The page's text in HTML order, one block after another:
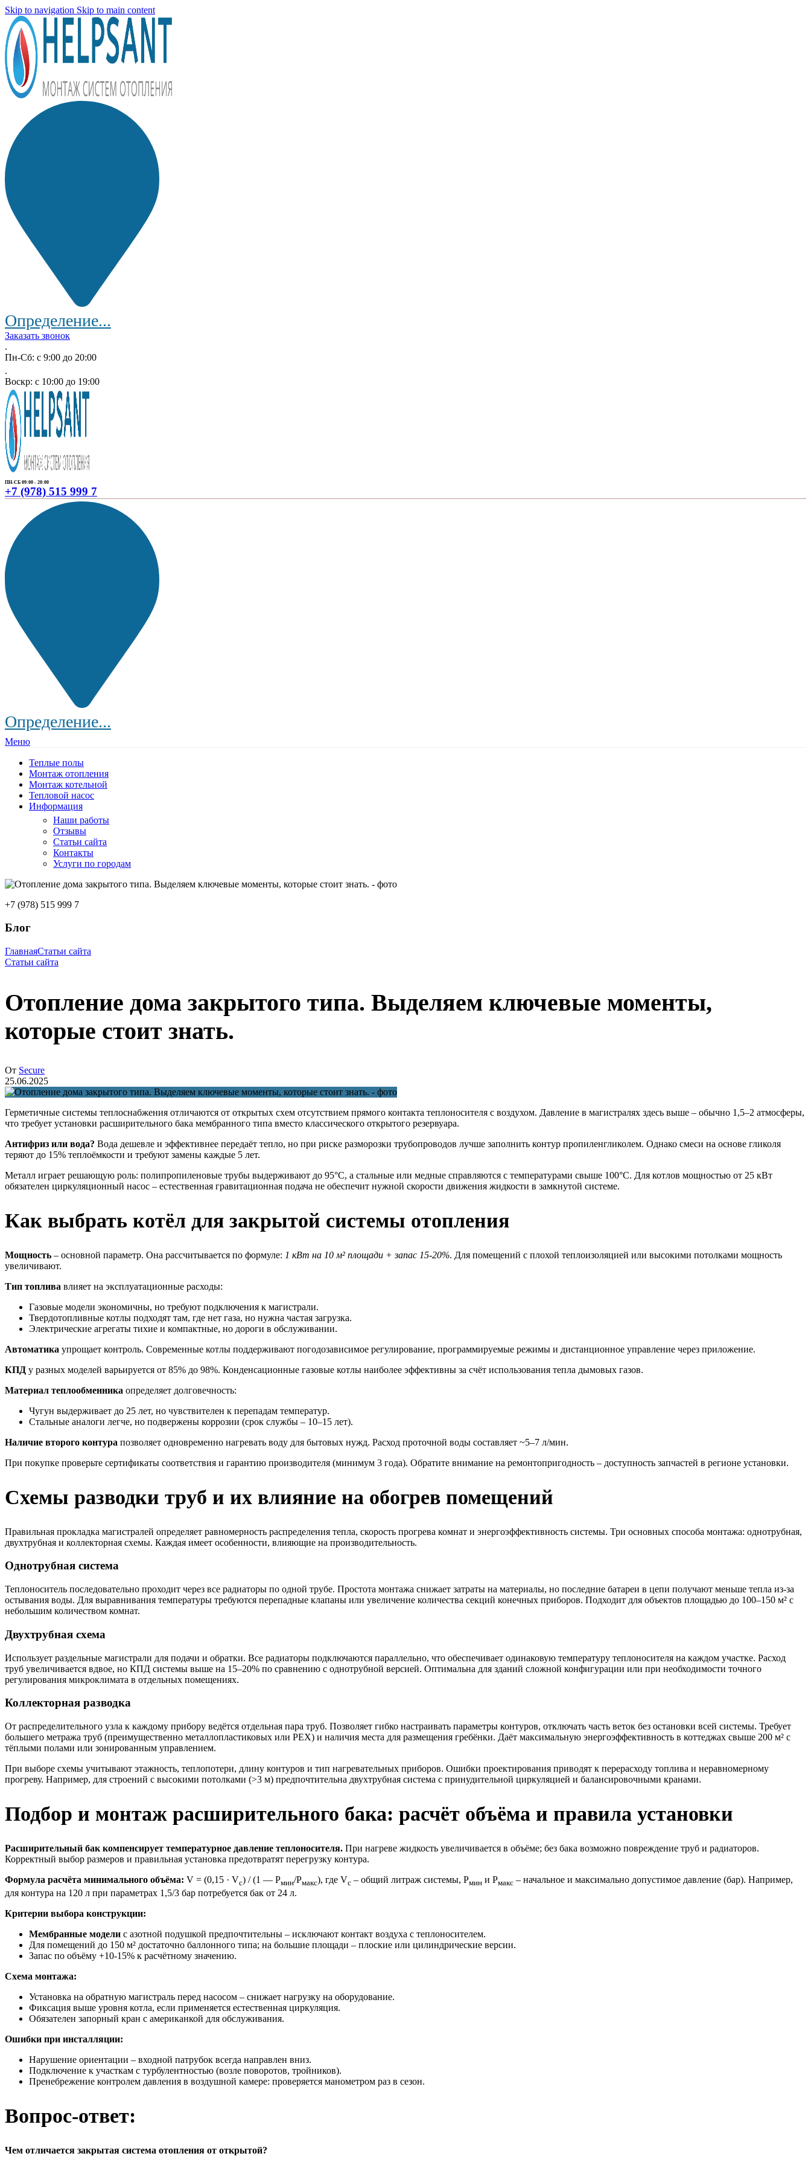
Skip to navigation Skip to main content
Определение...
Заказать звонок
.
Пн-Сб: с 9:00 до 20:00
.
Воскр: с 10:00 до 19:00
ПН-СБ 09:00 - 20:00
+7 (978) 515 999 7
Определение...
Меню
Теплые полы
Монтаж отопления
Монтаж котельной
Тепловой насос
Информация
Наши работы
Отзывы
Статьи сайта
Контакты
Услуги по городам
+7 (978) 515 999 7
Блог
ГлавнаяСтатьи сайта
Статьи сайта
Отопление дома закрытого типа. Выделяем ключевые моменты,
которые стоит знать.
От Secure
25.06.2025
Герметичные системы теплоснабжения отличаются от открытых схем отсутствием прямого контакта теплоносителя с воздухом. Давление в магистралях здесь выше – обычно 1,5–2 атмосферы,
что требует установки расширительного бака мембранного типа вместо классического открытого резервуара.
Антифриз или вода? Вода дешевле и эффективнее передаёт тепло, но при риске разморозки трубопроводов лучше заполнить контур пропиленгликолем. Однако смеси на основе гликоля
теряют до 15% теплоёмкости и требуют замены каждые 5 лет.
Металл играет решающую роль: полипропиленовые трубы выдерживают до 95°C, а стальные или медные справляются с температурами свыше 100°C. Для котлов мощностью от 25 кВт
обязателен циркуляционный насос – естественная гравитационная подача не обеспечит нужной скорости движения жидкости в замкнутой системе.
Как выбрать котёл для закрытой системы отопления
Мощность – основной параметр. Она рассчитывается по формуле: 1 кВт на 10 м² площади + запас 15-20%. Для помещений с плохой теплоизоляцией или высокими потолками мощность
увеличивают.
Тип топлива влияет на эксплуатационные расходы:
Газовые модели экономичны, но требуют подключения к магистрали.
Твердотопливные котлы подходят там, где нет газа, но нужна частая загрузка.
Электрические агрегаты тихие и компактные, но дороги в обслуживании.
Автоматика упрощает контроль. Современные котлы поддерживают погодозависимое регулирование, программируемые режимы и дистанционное управление через приложение.
КПД у разных моделей варьируется от 85% до 98%. Конденсационные газовые котлы наиболее эффективны за счёт использования тепла дымовых газов.
Материал теплообменника определяет долговечность:
Чугун выдерживает до 25 лет, но чувствителен к перепадам температур.
Стальные аналоги легче, но подвержены коррозии (срок службы – 10–15 лет).
Наличие второго контура позволяет одновременно нагревать воду для бытовых нужд. Расход проточной воды составляет ~5–7 л/мин.
При покупке проверьте сертификаты соответствия и гарантию производителя (минимум 3 года). Обратите внимание на ремонтопригодность – доступность запчастей в регионе установки.
Схемы разводки труб и их влияние на обогрев помещений
Правильная прокладка магистралей определяет равномерность распределения тепла, скорость прогрева комнат и энергоэффективность системы. Три основных способа монтажа: однотрубная,
двухтрубная и коллекторная схемы. Каждая имеет особенности, влияющие на производительность.
Однотрубная система
Теплоноситель последовательно проходит через все радиаторы по одной трубе. Простота монтажа снижает затраты на материалы, но последние батареи в цепи получают меньше тепла из-за
остывания воды. Для выравнивания температуры требуются перепадные клапаны или увеличение количества секций конечных приборов. Подходит для объектов площадью до 100–150 м² с
небольшим количеством комнат.
Двухтрубная схема
Использует раздельные магистрали для подачи и обратки. Все радиаторы подключаются параллельно, что обеспечивает одинаковую температуру теплоносителя на каждом участке. Расход
труб увеличивается вдвое, но КПД системы выше на 15–20% по сравнению с однотрубной версией. Оптимальна для зданий сложной конфигурации или при необходимости точного
регулирования микроклимата в отдельных помещениях.
Коллекторная разводка
От распределительного узла к каждому прибору ведётся отдельная пара труб. Позволяет гибко настраивать параметры контуров, отключать часть веток без остановки всей системы. Требует
большего метража труб (преимущественно металлопластиковых или PEX) и наличия места для размещения гребёнки. Даёт максимальную энергоэффективность в коттеджах свыше 200 м² с
тёплыми полами или зонированным управлением.
При выборе схемы учитывают этажность, теплопотери, длину контуров и тип нагревательных приборов. Ошибки проектирования приводят к перерасходу топлива и неравномерному
прогреву. Например, для строений с высокими потолками (>3 м) предпочтительна двухтрубная система с принудительной циркуляцией и балансировочными кранами.
Подбор и монтаж расширительного бака: расчёт объёма и правила установки
Расширительный бак компенсирует температурное давление теплоносителя. При нагреве жидкость увеличивается в объёме; без бака возможно повреждение труб и радиаторов.
Корректный выбор размеров и правильная установка предотвратят перегрузку контура.
Формула расчёта минимального объёма: V = (0,15 · Vс) / (1 — Pмин/Pмакс), где Vс – общий литраж системы, Pмин и Pмакс – начальное и максимально допустимое давление (бар). Например,
для контура на 120 л при параметрах 1,5/3 бар потребуется бак от 24 л.
Критерии выбора конструкции:
Мембранные модели с азотной подушкой предпочтительны – исключают контакт воздуха с теплоносителем.
Для помещений до 150 м² достаточно баллонного типа; на большие площади – плоские или цилиндрические версии.
Запас по объёму +10-15% к расчётному значению.
Схема монтажа:
Установка на обратную магистраль перед насосом – снижает нагрузку на оборудование.
Фиксация выше уровня котла, если применяется естественная циркуляция.
Обязателен запорный кран с американкой для обслуживания.
Ошибки при инсталляции:
Нарушение ориентации – входной патрубок всегда направлен вниз.
Подключение к участкам с турбулентностью (возле поворотов, тройников).
Пренебрежение контролем давления в воздушной камере: проверяется манометром раз в сезон.
Вопрос-ответ:
Чем отличается закрытая система отопления от открытой?